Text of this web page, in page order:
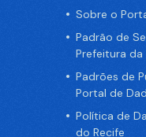
Sobre o
Padrão de
Prefeitura da
Padrões de
Portal de
Política de
do Recife